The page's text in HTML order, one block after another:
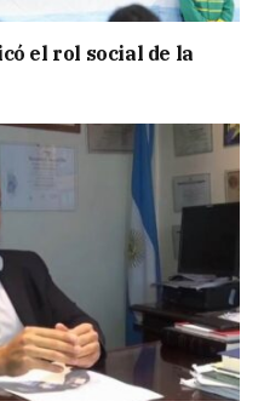
el rol social de la